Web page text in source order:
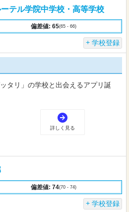
テル学院中学校・高等学校
偏差値: 65(65 - 66)
学校登録
偏差値: 74(70 - 74)
学校登録